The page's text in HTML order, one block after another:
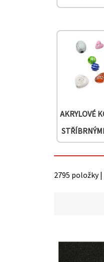
AKRYLOVÉ
2795 položky